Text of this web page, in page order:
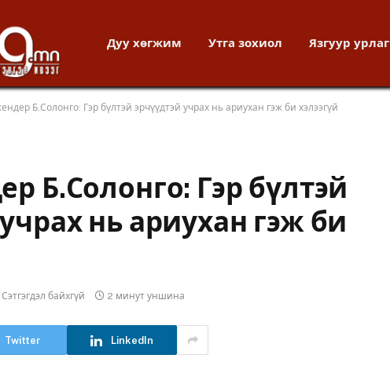
Дуу хөгжим Утга зохиол Язгуур урлаг
Б.Солонго: Гэр бүлтэй эрчүүдтэй учрах нь ариухан гэж би хэлээгүй
Б.Солонго: Гэр бүлтэй
нь ариухан гэж би
Сэтгэгдэл байхгүй 2 минут уншина
Twitter LinkedIn